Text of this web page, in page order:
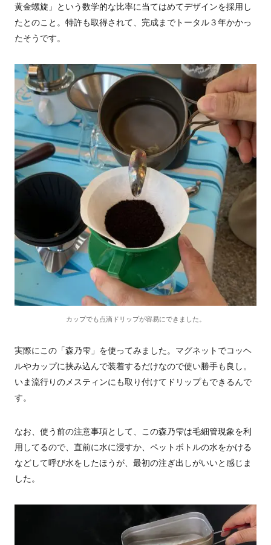
黄金螺旋」という数学的な比率に当てはめてデザインを採用し
たとのこと。特許も取得されて、完成までトータル３年かかっ
たそうです。
カップでも点滴ドリップが容易にできました。
実際にこの「森乃雫」を使ってみました。マグネットでコッヘ
ルやカップに挟み込んで装着するだけなので使い勝手も良し。
いま流行りのメスティンにも取り付けてドリップもできるんで
す。
なお、使う前の注意事項として、この森乃雫は毛細管現象を利
用してるので、直前に水に浸すか、ペットボトルの水をかける
などして呼び水をしたほうが、最初の注ぎ出しがいいと感じま
した。